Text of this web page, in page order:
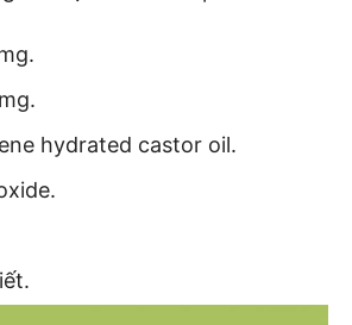
hydrated castor oil.